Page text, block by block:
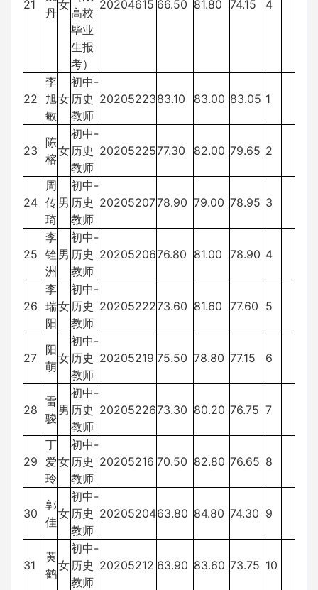
21
丹
女
高校
毕业
生报
考）
20204615 66.50 81.80 74.15 4
22
李
旭
敏
女
初中-
历史
教师
2020522383.10 83.00 83.05 1
23
陈
榕
女
初中-
历史
教师
2020522577.30 82.00 79.65 2
24
周
传
琦
男
初中-
历史
教师
2020520778.90 79.00 78.95 3
25
李
铨
洲
男
初中-
历史
教师
2020520676.80 81.00 78.90 4
26
李
瑞
阳
女
初中-
历史
教师
2020522273.60 81.60 77.60 5
27
阳
萌
女
初中-
历史
教师
20205219 75.50 78.80 77.15 6
28
雷
骏
男
初中-
历史
教师
2020522673.30 80.20 76.75 7
29
丁
爱
玲
女
初中-
历史
教师
20205216 70.50 82.80 76.65 8
30
郭
佳
女
初中-
历史
教师
2020520463.80 84.80 74.30 9
31
黄
鹤
女
初中-
历史
教师
20205212 63.90 83.60 73.75 10